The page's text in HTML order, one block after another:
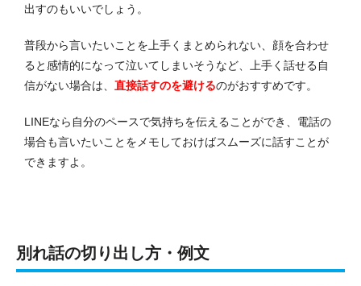
出すのもいいでしょう。
普段から言いたいことを上手くまとめられない、顔を合わせ
ると感情的になって泣いてしまいそうなど、上手く話せる自
信がない場合は、 直接話すのを避けるのがおすすめです。
LINEなら自分のペースで気持ちを伝えることができ、電話の
場合も言いたいことをメモしておけばスムーズに話すことが
できますよ。
別れ話の切り出し方・例文